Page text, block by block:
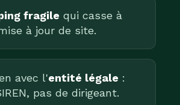
fragile qui casse à
à jour de site.
avec l'entité légale :
pas de dirigeant.